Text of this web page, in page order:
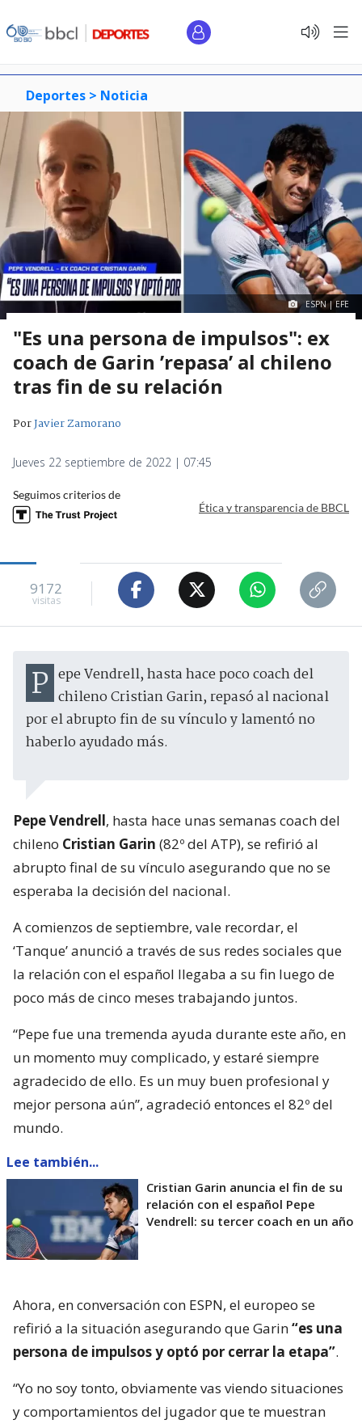
Deportes > Noticia
ESPN | EFE
"Es una persona de impulsos": ex
coach de Garin ’repasa’ al chileno
tras fin de su relación
PorJavier Zamorano
Jueves 22 septiembre de 2022 | 07:45
Seguimos criterios de
Ética y transparencia de BBCL
9172
visitas
Pepe Vendrell, hasta hace poco coach del chileno Cristian Garin, repasó al nacional
por el abrupto fin de su vínculo y lamentó no
haberlo ayudado más.
Pepe Vendrell, hasta hace unas semanas coach del
chileno Cristian Garin (82º del ATP), se refirió al
abrupto final de su vínculo asegurando que no se
esperaba la decisión del nacional.
A comienzos de septiembre, vale recordar, el
‘Tanque’ anunció a través de sus redes sociales que
la relación con el español llegaba a su fin luego de
poco más de cinco meses trabajando juntos.
“Pepe fue una tremenda ayuda durante este año, en
un momento muy complicado, y estaré siempre
agradecido de ello. Es un muy buen profesional y
mejor persona aún”, agradeció entonces el 82º del
mundo.
Lee también...
Cristian Garin anuncia el fin de su
relación con el español Pepe
Vendrell: su tercer coach en un año
Ahora, en conversación con ESPN, el europeo se
refirió a la situación asegurando que Garin“es una
persona de impulsos y optó por cerrar la etapa”.
“Yo no soy tonto, obviamente vas viendo situaciones
y comportamientos del jugador que te muestran